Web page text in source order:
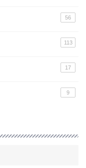
56
113
17
9